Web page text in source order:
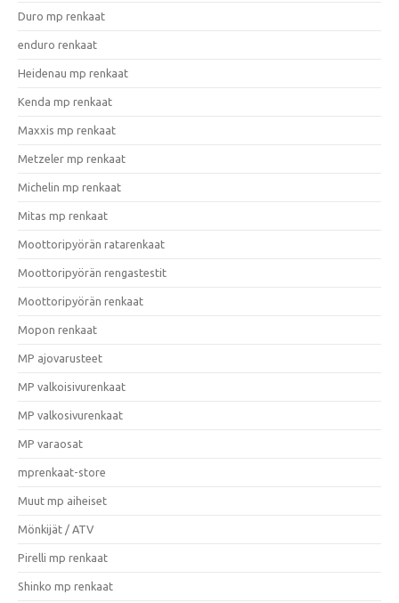
Duro mp renkaat
enduro renkaat
Heidenau mp renkaat
Kenda mp renkaat
Maxxis mp renkaat
Metzeler mp renkaat
Michelin mp renkaat
Mitas mp renkaat
Moottoripyörän ratarenkaat
Moottoripyörän rengastestit
Moottoripyörän renkaat
Mopon renkaat
MP ajovarusteet
MP valkoisivurenkaat
MP valkosivurenkaat
MP varaosat
mprenkaat-store
Muut mp aiheiset
Mönkijät / ATV
Pirelli mp renkaat
Shinko mp renkaat